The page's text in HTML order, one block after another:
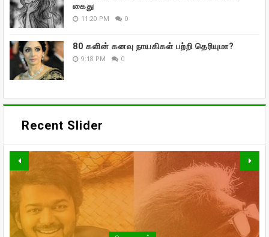
கைது
11:20 PM 0
80 களின் கனவு நாயகிகள் பற்றி தெரியுமா?
9:18 PM 0
Recent Slider
வாரிசு திரைப்படத்தையும்